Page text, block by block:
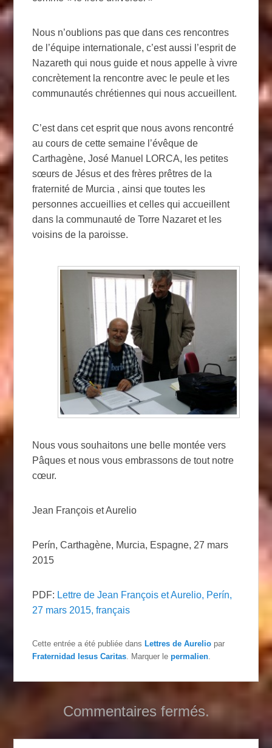
Nous n’oublions pas que dans ces rencontres
de l’équipe internationale, c’est aussi l’esprit de
Nazareth qui nous guide et nous appelle à vivre
concrètement la rencontre avec le peule et les
communautés chrétiennes qui nous accueillent.
C’est dans cet esprit que nous avons rencontré
au cours de cette semaine l’évêque de
Carthagène, José Manuel LORCA, les petites
sœurs de Jésus et des frères prêtres de la
fraternité de Murcia , ainsi que toutes les
personnes accueillies et celles qui accueillent
dans la communauté de Torre Nazaret et les
voisins de la paroisse.
Nous vous souhaitons une belle montée vers
Pâques et nous vous embrassons de tout notre
cœur.
Jean François et Aurelio
Perín, Carthagène, Murcia, Espagne, 27 mars
2015
PDF: Lettre de Jean François et Aurelio, Perín,
27 mars 2015, français
Cette entrée a été publiée dans Lettres de Aurelio par
Fraternidad Iesus Caritas. Marquer lepermalien.
Commentaires fermés.